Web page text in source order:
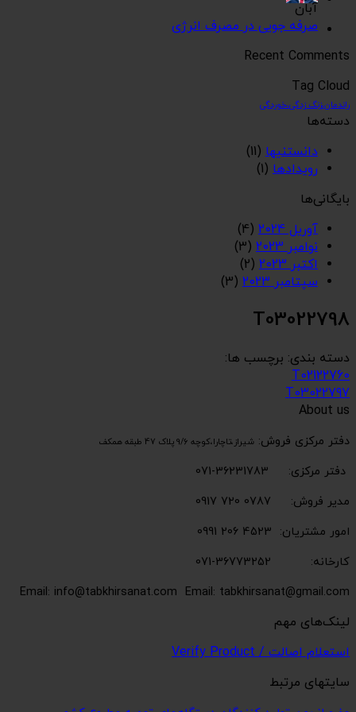
آبان
صرفه جویی در مصرف انرژی
Recent Comments
Tag Cloud
راندمان،زنگ زدگی،خوردگی
دسته‌ها
دانستنیها (11)
رویدادها (1)
بایگانی‌ها
آوریل 2024
(4)
نوامبر 2023
(3)
اکتبر 2023
(2)
سپتامبر 2023
(3)
T03022798
دسته بندی: برچسب ها:
T02122760
T03022797
About us
دفتر مرکزی فروش: شیراز،تاچارا،کوچه 9/6 پلاک 47 طبقه همکف
دفتر مرکزی: 36231783-071
مدیر فروش: 0787 720 0917
امور مشتریان: 4523 206 0991
کارخانه: 36773252-071
Email: info@tabkhirsanat.com Email: tabkhirsanat@gmail.com
لینک‌های مهم
استعلام اصالت / Verify Product
سایتهای مرتبط